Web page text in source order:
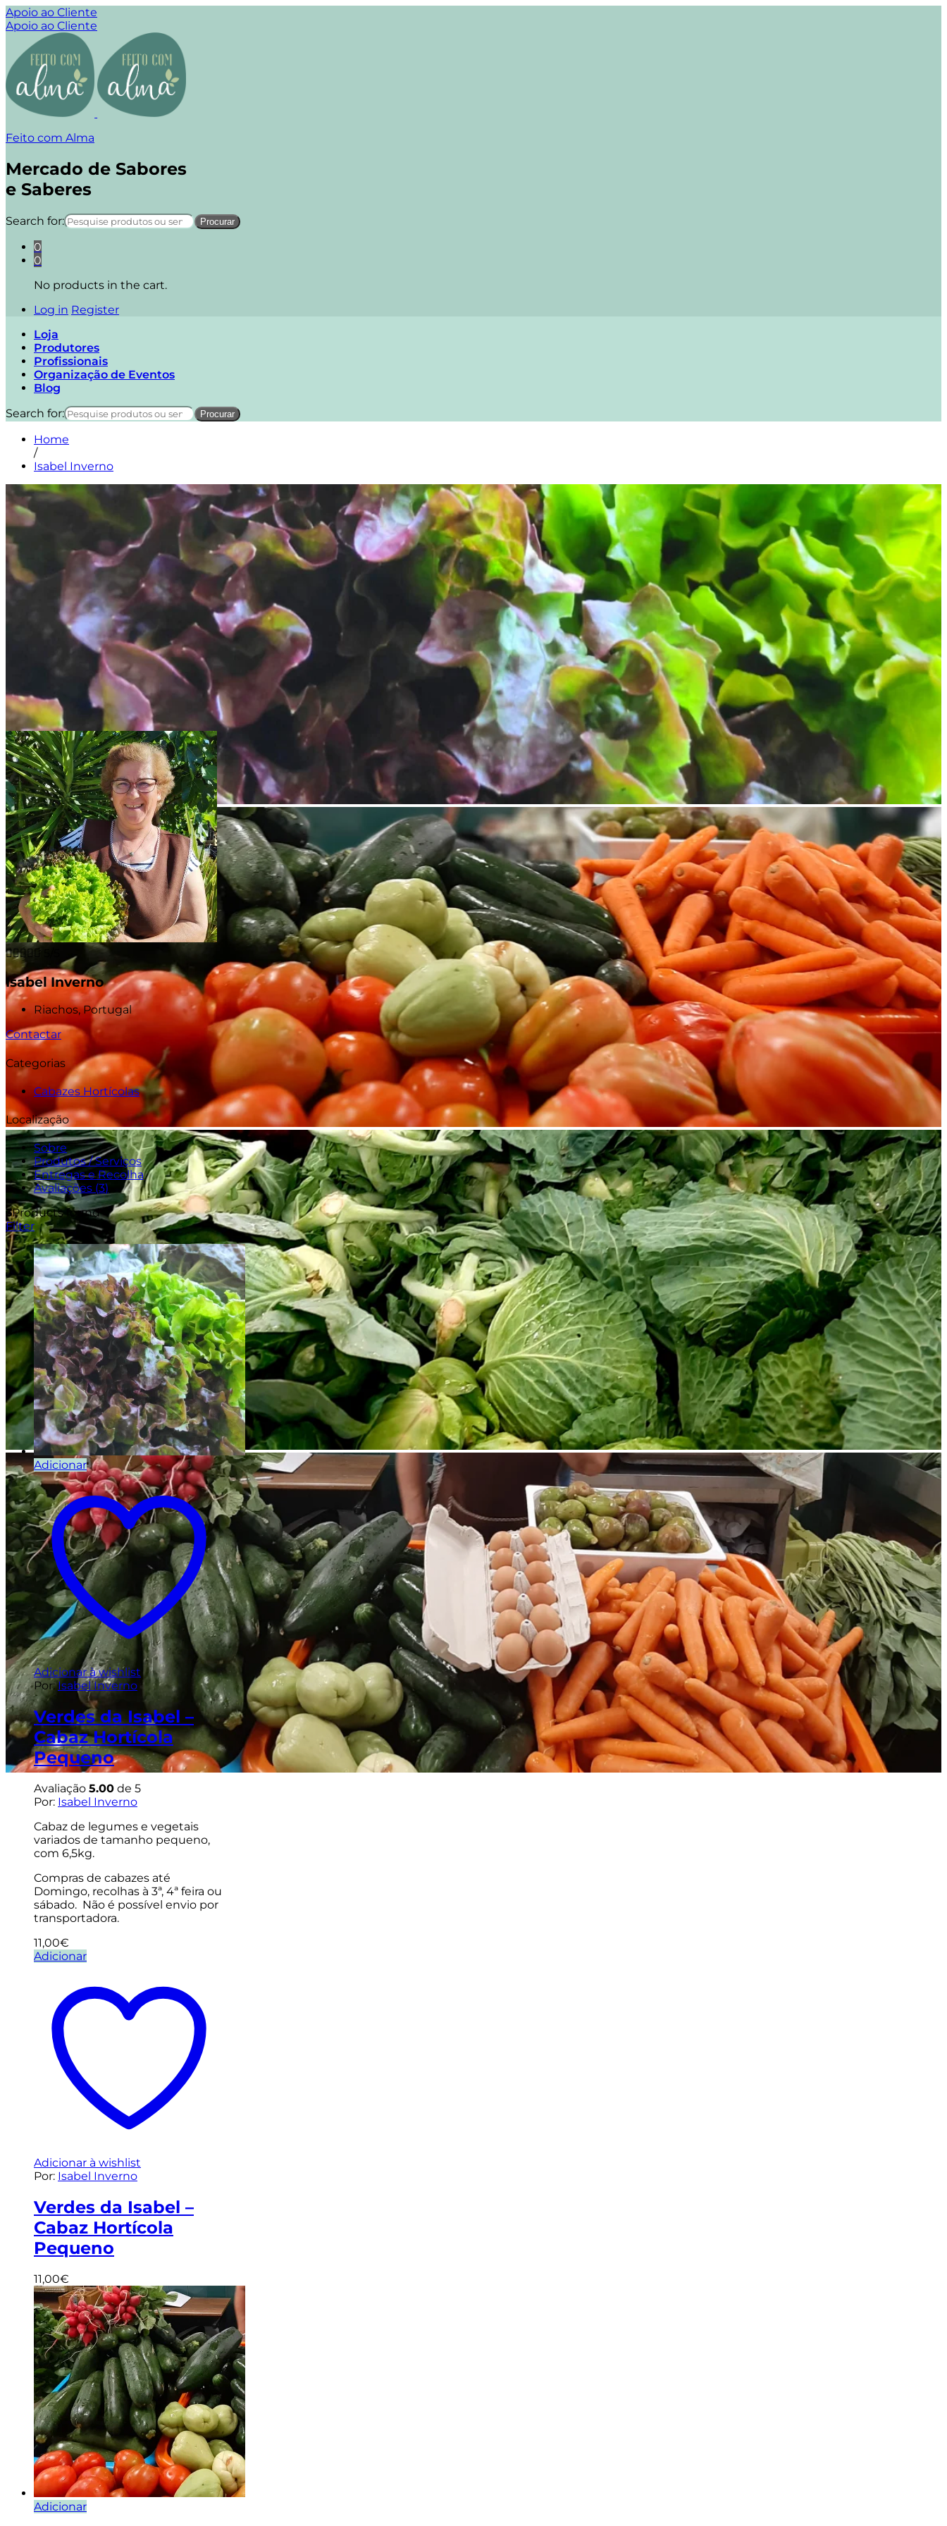
Apoio ao Cliente
Apoio ao Cliente
Feito com Alma
Mercado de Sabores
e Saberes
Search for:
0
0
No products in the cart.
Log in Register
Loja
Produtores
Profissionais
Organização de Eventos
Blog
Search for:
Home
/
Isabel Inverno

Isabel Inverno
Riachos, Portugal
Contactar
Categorias
Cabazes Hortícolas
Localização
Sobre
Produtos / Serviços
Entregas e Recolha
Avaliações (3)
3Products found
Filter
Adicionar
Adicionar à wishlist
Por:Isabel Inverno
Verdes da Isabel –
Cabaz Hortícola
Pequeno
Avaliação 5.00 de 5
Por: Isabel Inverno
Cabaz de legumes e vegetais
variados de tamanho pequeno,
com 6,5kg.
Compras de cabazes até
Domingo, recolhas à 3ª, 4ª feira ou
sábado. Não é possível envio por
transportadora.
11,00€
Adicionar
Adicionar à wishlist
Por: Isabel Inverno
Verdes da Isabel –
Cabaz Hortícola
Pequeno
11,00€
Adicionar